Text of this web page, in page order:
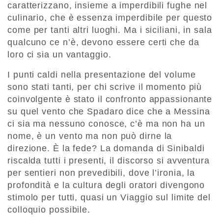
caratterizzano, insieme a imperdibili fughe nel
culinario, che è essenza imperdibile per questo
come per tanti altri luoghi. Ma i siciliani, in sala
qualcuno ce n’è, devono essere certi che da
loro ci sia un vantaggio.
I punti caldi nella presentazione del volume
sono stati tanti, per chi scrive il momento più
coinvolgente è stato il confronto appassionante
su quel vento che Spadaro dice che a Messina
ci sia ma nessuno conosce, c’è ma non ha un
nome, è un vento ma non può dirne la
direzione. È la fede? La domanda di Sinibaldi
riscalda tutti i presenti, il discorso si avventura
per sentieri non prevedibili, dove l’ironia, la
profondità e la cultura degli oratori divengono
stimolo per tutti, quasi un Viaggio sul limite del
colloquio possibile.